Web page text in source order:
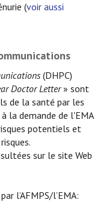
(voir aussi
(DHPC)
Doctor Letter» sont
de la santé par les
la demande de l'EMA
potentiels et
sur le site Web
l’AFMPS/l’EMA: